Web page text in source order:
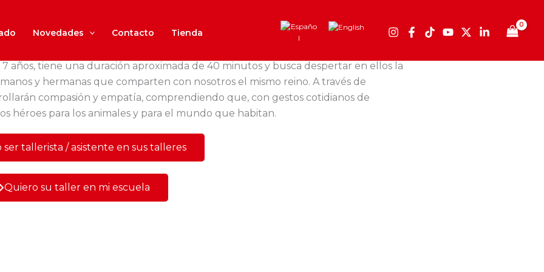
Novedades Contacto Tienda
años, tiene una duración aproximada de 40 minutos y busca despertar en ellos la
y hermanas que comparten con nosotros el mismo reino. A través de
compasión y empatía, comprendiendo que, con gestos cotidianos de
héroes para los animales y para el mundo que habitan.
ser tallerista / asistente en sus talleres
Quiero su taller en mi escuela​